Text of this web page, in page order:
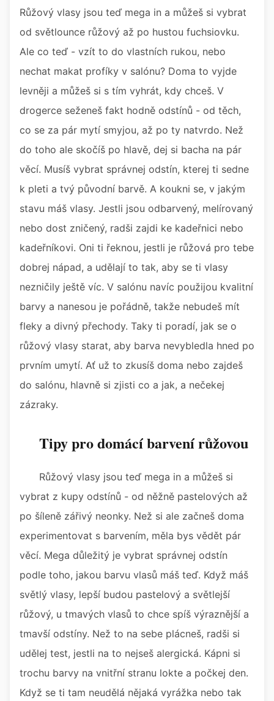
Růžový vlasy jsou teď mega in a můžeš si vybrat
od světlounce růžový až po hustou fuchsiovku.
Ale co teď - vzít to do vlastních rukou, nebo
nechat makat profíky v salónu? Doma to vyjde
levněji a můžeš si s tím vyhrát, kdy chceš. V
drogerce seženeš fakt hodně odstínů - od těch,
co se za pár mytí smyjou, až po ty natvrdo. Než
do toho ale skočíš po hlavě, dej si bacha na pár
věcí. Musíš vybrat správnej odstín, kterej ti sedne
k pleti a tvý původní barvě. A koukni se, v jakým
stavu máš vlasy. Jestli jsou odbarvený, melírovaný
nebo dost zničený, radši zajdi ke kadeřnici nebo
kadeřníkovi. Oni ti řeknou, jestli je růžová pro tebe
dobrej nápad, a udělají to tak, aby se ti vlasy
nezničily ještě víc. V salónu navíc použijou kvalitní
barvy a nanesou je pořádně, takže nebudeš mít
fleky a divný přechody. Taky ti poradí, jak se o
růžový vlasy starat, aby barva nevybledla hned po
prvním umytí. Ať už to zkusíš doma nebo zajdeš
do salónu, hlavně si zjisti co a jak, a nečekej
zázraky.
Tipy pro domácí barvení růžovou
Růžový vlasy jsou teď mega in a můžeš si
vybrat z kupy odstínů - od něžně pastelových až
po šíleně zářivý neonky. Než si ale začneš doma
experimentovat s barvením, měla bys vědět pár
věcí. Mega důležitý je vybrat správnej odstín
podle toho, jakou barvu vlasů máš teď. Když máš
světlý vlasy, lepší budou pastelový a světlejší
růžový, u tmavých vlasů to chce spíš výraznější a
tmavší odstíny. Než to na sebe plácneš, radši si
udělej test, jestli na to nejseš alergická. Kápni si
trochu barvy na vnitřní stranu lokte a počkej den.
Když se ti tam neudělá nějaká vyrážka nebo tak